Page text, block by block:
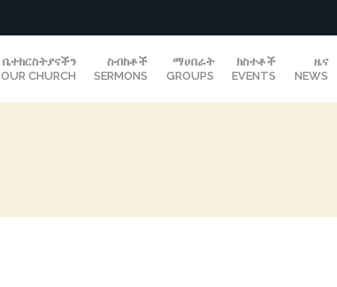
ቤተክርስትያናችን
OUR CHURCH
ስብከቶች
SERMONS
ማሀበራት
GROUPS
ክስተቶች
EVENTS
ዜና
NEWS